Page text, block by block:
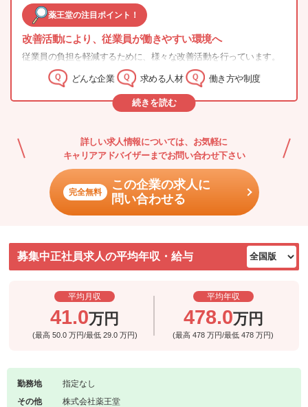
薬王堂の注目ポイント！
改善活動により、従業員が働きやすい環境へ
従業員の負担を軽減するために、様々な改善活動を行っています。
例えば1日7～8時間かかっていた発注をシステム化し、1日1時間程度
で作業が完了できるよう改善しました。 その他にも補充やレジ作
業、値札の貼り換え作業で業務内容を見直し、一人ひとりの負荷軽
め、お客様に喜んで戴ける店舗づくりを継続している企業です。
どんな企業 求める人材 働き方や制度
続きを読む
詳しい求人情報については、お気軽に
キャリアアドバイザーまでお問い合わせ下さい
完全無料
この企業の求人に
問い合わせる
募集中正社員求人の平均年収・給与
平均月収
41.0万円
(最高 50.0 万円/最低 29.0 万円)
平均年収
478.0万円
(最高478万円/最低478万円)
勤務地
指定なし
その他
株式会社薬王堂